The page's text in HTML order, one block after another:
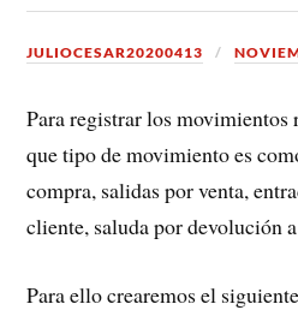
JULIOCESAR20200413
Para registrar los movimientos
que tipo de movimiento es
compra, salidas por venta,
cliente, saluda por devolución
Para ello crearemos el